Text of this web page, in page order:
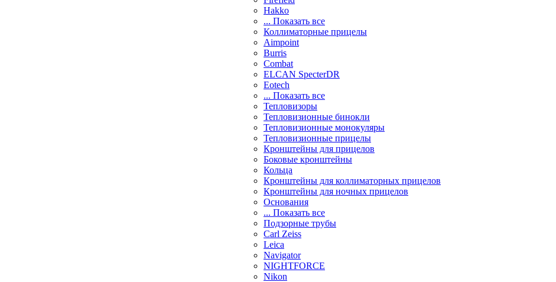
Hakko
... Показать все
Коллиматорные прицелы
Aimpoint
Burris
Combat
ELCAN SpecterDR
Eotech
... Показать все
Тепловизоры
Тепловизионные бинокли
Тепловизионные монокуляры
Тепловизионные прицелы
Кронштейны для прицелов
Боковые кронштейны
Кольца
Кронштейны для коллиматорных прицелов
Кронштейны для ночных прицелов
Основания
... Показать все
Подзорные трубы
Carl Zeiss
Leica
Navigator
NIGHTFORCE
Nikon